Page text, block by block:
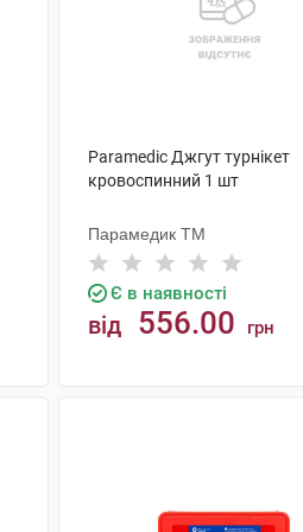
Paramedic Джгут турнікет
кровоспинний 1 шт
Парамедик ТМ
Є в наявності
від 556.00 грн